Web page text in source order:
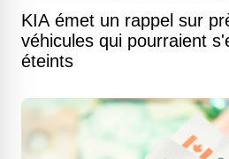
KIA émet un rappel sur
véhicules qui pourraient
éteints